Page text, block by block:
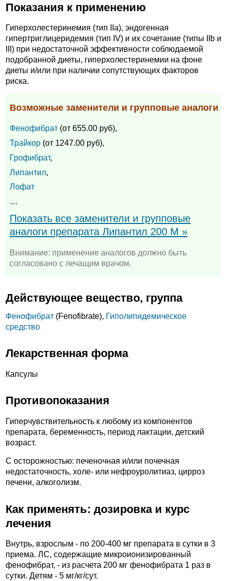
Показания к применению
Гиперхолестеринемия (тип IIa), эндогенная
гипертриглицеридемия (тип IV) и их сочетание (типы IIb и
III) при недостаточной эффективности соблюдаемой
подобранной диеты, гиперхолестеринемии на фоне
диеты и/или при наличии сопутствующих факторов
риска.
Возможные заменители и групповые аналоги
Фенофибрат (от 655.00 руб),
Трайкор (от 1247.00 руб),
Грофибрат,
Липантил,
Лофат
…
Показать все заменители и групповые
аналоги препарата Липантил 200 М »
Внимание: применение аналогов должно быть
согласовано с лечащим врачом.
Действующее вещество, группа
Фенофибрат (Fenofibrate), Гиполипидемическое
средство
Лекарственная форма
Капсулы
Противопоказания
Гиперчувствительность к любому из компонентов
препарата, беременность, период лактации, детский
возраст.
C осторожностью: печеночная и/или почечная
недостаточность, холе- или нефроуролитиаз, цирроз
печени, алкоголизм.
Как применять: дозировка и курс
лечения
Внутрь, взрослым - по 200-400 мг препарата в сутки в 3
приема. ЛС, содержащие микроионизированный
фенофибрат, - из расчета 200 мг фенофибрата 1 раз в
сутки. Детям - 5 мг/кг/сут.